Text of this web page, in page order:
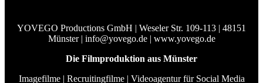
YOVEGO Productions GmbH | Weseler Str. 109-113 | 48151
Münster | info@yovego.de | www.yovego.de
Die Filmproduktion aus Münster
Imagefilme | Recruitingfilme | Videoagentur für Social Media